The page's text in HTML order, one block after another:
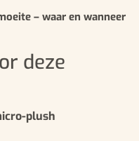
– waar en wanneer
deze
plush